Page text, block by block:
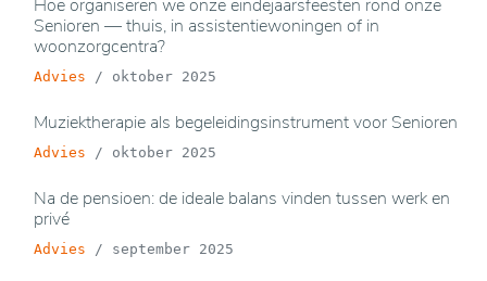
Hoe organiseren we onze eindejaarsfeesten rond onze
Senioren — thuis, in assistentiewoningen of in
woonzorgcentra?
Advies / oktober 2025
Muziektherapie als begeleidingsinstrument voor Senioren
Advies / oktober 2025
Na de pensioen: de ideale balans vinden tussen werk en
privé
Advies / september 2025